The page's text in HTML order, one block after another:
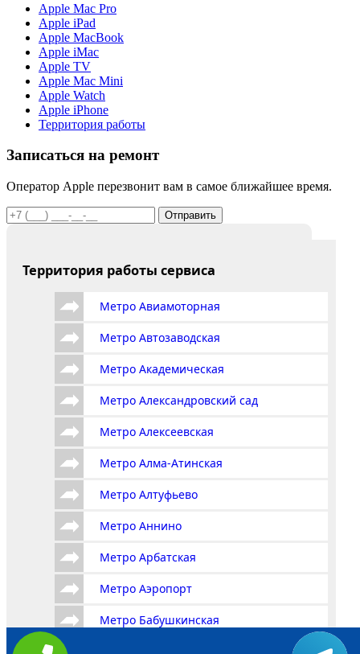
Apple Mac Pro
Apple iPad
Apple MacBook
Apple iMac
Apple TV
Apple Mac Mini
Apple Watch
Apple iPhone
Территория работы
Записаться на ремонт
Оператор Apple перезвонит вам в самое ближайшее время.
Отправить
Территория работы сервиса
Метро Авиамоторная
Метро Автозаводская
Метро Академическая
Метро Александровский сад
Метро Алексеевская
Метро Алма-Атинская
Метро Алтуфьево
Метро Аннино
Метро Арбатская
Метро Аэропорт
Метро Бабушкинская